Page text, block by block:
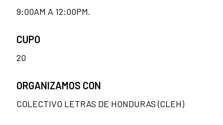
9:00AM A 12:00PM.
CUPO
20
ORGANIZAMOS CON
COLECTIVO LETRAS DE HONDURAS (CLEH)